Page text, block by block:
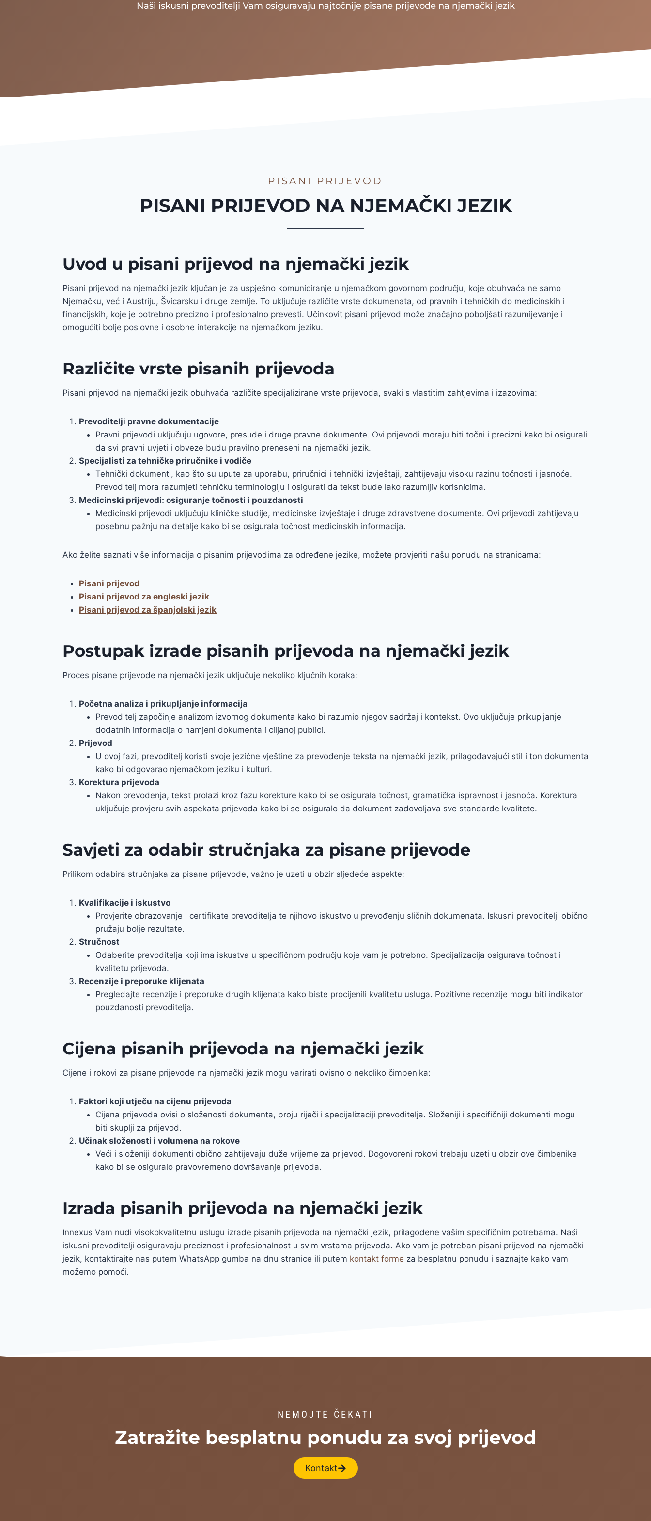
Naši iskusni prevoditelji Vam osiguravaju najtočnije pisane prijevode na njemački jezik
PISANI PRIJEVOD
PISANI PRIJEVOD NA NJEMAČKI JEZIK
Uvod u pisani prijevod na njemački jezik
Pisani prijevod na njemački jezik ključan je za uspješno komuniciranje u njemačkom govornom području, koje obuhvaća ne samo
Njemačku, već i Austriju, Švicarsku i druge zemlje. To uključuje različite vrste dokumenata, od pravnih i tehničkih do medicinskih i
financijskih, koje je potrebno precizno i profesionalno prevesti. Učinkovit pisani prijevod može značajno poboljšati razumijevanje i
omogućiti bolje poslovne i osobne interakcije na njemačkom jeziku.
Različite vrste pisanih prijevoda
Pisani prijevod na njemački jezik obuhvaća različite specijalizirane vrste prijevoda, svaki s vlastitim zahtjevima i izazovima:
Prevoditelji pravne dokumentacije
Pravni prijevodi uključuju ugovore, presude i druge pravne dokumente. Ovi prijevodi moraju biti točni i precizni kako bi osigurali
da svi pravni uvjeti i obveze budu pravilno preneseni na njemački jezik.
Specijalisti za tehničke priručnike i vodiče
Tehnički dokumenti, kao što su upute za uporabu, priručnici i tehnički izvještaji, zahtijevaju visoku razinu točnosti i jasnoće.
Prevoditelj mora razumjeti tehničku terminologiju i osigurati da tekst bude lako razumljiv korisnicima.
Medicinski prijevodi: osiguranje točnosti i pouzdanosti
Medicinski prijevodi uključuju kliničke studije, medicinske izvještaje i druge zdravstvene dokumente. Ovi prijevodi zahtijevaju
posebnu pažnju na detalje kako bi se osigurala točnost medicinskih informacija.
Ako želite saznati više informacija o pisanim prijevodima za određene jezike, možete provjeriti našu ponudu na stranicama:
Pisani prijevod
Pisani prijevod za engleski jezik
Pisani prijevod za španjolski jezik
Postupak izrade pisanih prijevoda na njemački jezik
Proces pisane prijevode na njemački jezik uključuje nekoliko ključnih koraka:
Početna analiza i prikupljanje informacija
Prevoditelj započinje analizom izvornog dokumenta kako bi razumio njegov sadržaj i kontekst. Ovo uključuje prikupljanje
dodatnih informacija o namjeni dokumenta i ciljanoj publici.
Prijevod
U ovoj fazi, prevoditelj koristi svoje jezične vještine za prevođenje teksta na njemački jezik, prilagođavajući stil i ton dokumenta
kako bi odgovarao njemačkom jeziku i kulturi.
Korektura prijevoda
Nakon prevođenja, tekst prolazi kroz fazu korekture kako bi se osigurala točnost, gramatička ispravnost i jasnoća. Korektura
uključuje provjeru svih aspekata prijevoda kako bi se osiguralo da dokument zadovoljava sve standarde kvalitete.
Savjeti za odabir stručnjaka za pisane prijevode
Prilikom odabira stručnjaka za pisane prijevode, važno je uzeti u obzir sljedeće aspekte:
Kvalifikacije i iskustvo
Provjerite obrazovanje i certifikate prevoditelja te njihovo iskustvo u prevođenju sličnih dokumenata. Iskusni prevoditelji obično
pružaju bolje rezultate.
Stručnost
Odaberite prevoditelja koji ima iskustva u specifičnom području koje vam je potrebno. Specijalizacija osigurava točnost i
kvalitetu prijevoda.
Recenzije i preporuke klijenata
Pregledajte recenzije i preporuke drugih klijenata kako biste procijenili kvalitetu usluga. Pozitivne recenzije mogu biti indikator
pouzdanosti prevoditelja.
Cijena pisanih prijevoda na njemački jezik
Cijene i rokovi za pisane prijevode na njemački jezik mogu varirati ovisno o nekoliko čimbenika:
Faktori koji utječu na cijenu prijevoda
Cijena prijevoda ovisi o složenosti dokumenta, broju riječi i specijalizaciji prevoditelja. Složeniji i specifičniji dokumenti mogu
biti skuplji za prijevod.
Učinak složenosti i volumena na rokove
Veći i složeniji dokumenti obično zahtijevaju duže vrijeme za prijevod. Dogovoreni rokovi trebaju uzeti u obzir ove čimbenike
kako bi se osiguralo pravovremeno dovršavanje prijevoda.
Izrada pisanih prijevoda na njemački jezik
Innexus Vam nudi visokokvalitetnu uslugu izrade pisanih prijevoda na njemački jezik, prilagođene vašim specifičnim potrebama. Naši
iskusni prevoditelji osiguravaju preciznost i profesionalnost u svim vrstama prijevoda. Ako vam je potreban pisani prijevod na njemački
jezik, kontaktirajte nas putem WhatsApp gumba na dnu stranice ili putem kontakt forme za besplatnu ponudu i saznajte kako vam
možemo pomoći.
NEMOJTE ČEKATI
Zatražite besplatnu ponudu za svoj prijevod
Kontakt